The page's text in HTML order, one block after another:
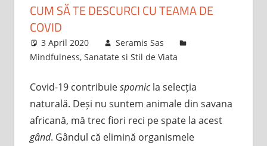
CUM SĂ TE DESCURCI CU TEAMA DE
COVID
3 April 2020
Seramis Sas
Mindfulness, Sanatate si Stil de Viata
Covid-19 contribuiespornicla selecția
naturală. Deși nu suntem animale din savana
africană, mă trec fiori reci pe spate la acest
gând. Gândul că elimină organismele